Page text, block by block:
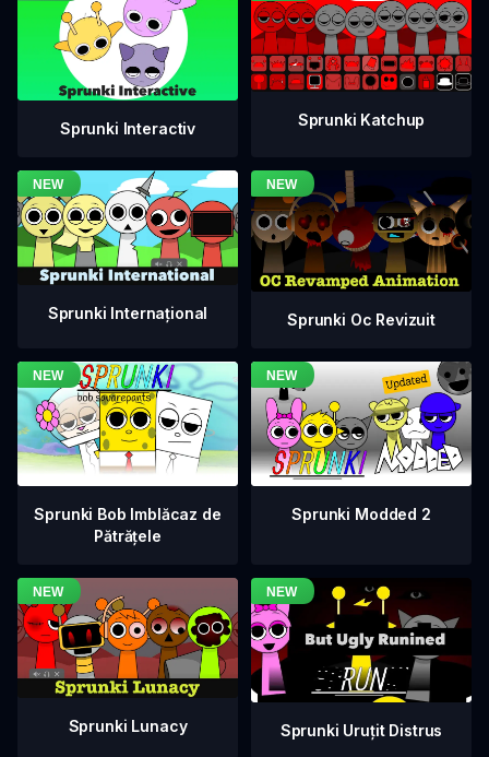
Sprunki Interactiv Sprunki Katchup
Sprunki Internațional Sprunki Oc Revizuit
Sprunki Bob Imblăcaz de
Pătrățele
Sprunki Modded 2
Sprunki Lunacy Sprunki Uruțit Distrus